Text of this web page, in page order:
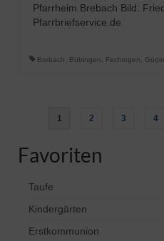
Pfarrheim Brebach Bild:
Pfarrbriefservice.de
Brebach Bübingen Fechingen
der
1 2 3 4
Favoriten
Taufe
Kindergärten
Erstkommunion